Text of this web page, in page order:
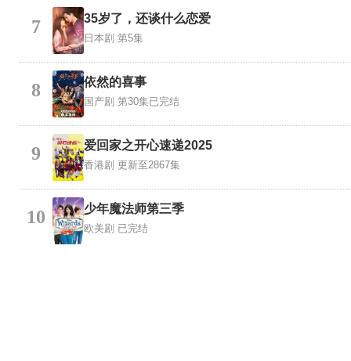
7 35岁了，还谈什么恋爱
日本剧 第5集
8 依然的喜事
国产剧 第30集已完结
9 爱回家之开心速递2025
香港剧 更新至2867集
10 少年魔法师第三季
欧美剧 已完结